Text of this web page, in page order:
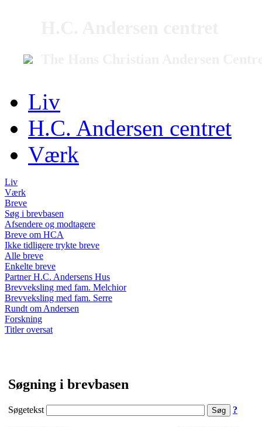
Liv
H.C. Andersen centret
Værk
Liv
Værk
Breve
Søg i brevbasen
Afsendere og modtagere
Breve om HCA
Ikke tidligere trykte breve
Alle breve
Enkelte breve
Partner H.C. Andersens Hus
Brevveksling med fam. Melchior
Brevveksling med fam. Serre
Rundt om Andersen
Forskning
Titler oversat
Søgning i brevbasen
Søgetekst ?